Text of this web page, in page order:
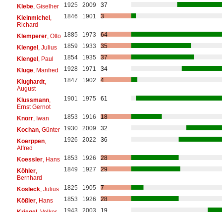
Klebe, Giselher 1925 2009
37
Kleinmichel,
Richard
1846 1901 3
Klemperer, Otto 1885 1973
64
Klengel, Julius 1859 1933
35
Klengel, Paul 1854 1935
37
Kluge, Manfred 1928 1971
34
Klughardt,
August
1847 1902 4
Klussmann,
Ernst Gernot
1901 1975 61
Knorr, Iwan 1853 1916
18
Kochan, Günter 1930 2009
32
Koerppen,
Alfred
1926 2022 36
Koessler, Hans 1853 1926
28
Köhler,
Bernhard
1849 1927 29
Kosleck, Julius 1825 1905
7
Kößler, Hans 1853 1926
28
1943 2003
19